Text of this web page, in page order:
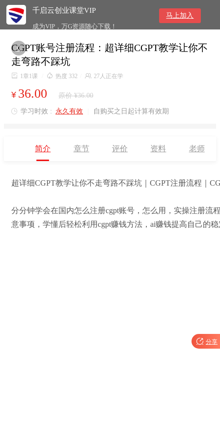
千启云创业课堂VIP
成为VIP，万G资源随心下载！
马上加入

CGPT账号注册流程：超详细CGPT教学让你不
走弯路不踩坑
 1章1课  热度 332  27人正在学
¥ 36.00 原价 ¥36.00
 学习时效 : 永久有效 自购买之日起计算有效期
简介 章节 评价 资料 老师
超详细CGPT教学让你不走弯路不踩坑｜CGPT注册流程｜
分分钟学会在国内怎么注册cgpt账号，怎么用，实操注册流
意事项，学懂后轻松利用cgpt赚钱方法，ai赚钱提高自己的
 分享